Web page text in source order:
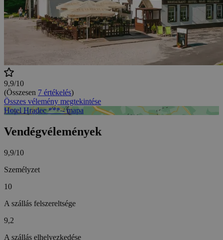
9,9/10
(Összesen 7 értékelés)
Összes vélemény megtekintése
Hotel Hradec *** - mapa
Vendégvélemények
9,9/10
Személyzet
10
A szállás felszereltsége
9,2
A szállás elhelyezkedése